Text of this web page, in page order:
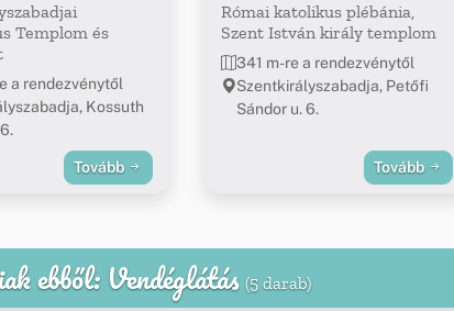
Templom és
a rendezvénytől
Kossuth
Tovább
Római katolikus plébánia,
Szent István király templom
341 m-re a rendezvénytől
Szentkirályszabadja, Petőfi
Sándor u. 6.
Tovább
ebből: Vendéglátás (5 darab)